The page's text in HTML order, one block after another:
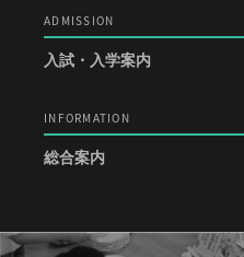
ADMISSION
入試・入学案内
INFORMATION
総合案内